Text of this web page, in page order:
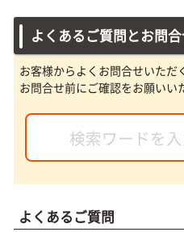
よくあるご質問とお問合
お客様からよくお問合せいただ
お問合せ前にご確認をお願いい
よくあるご質問